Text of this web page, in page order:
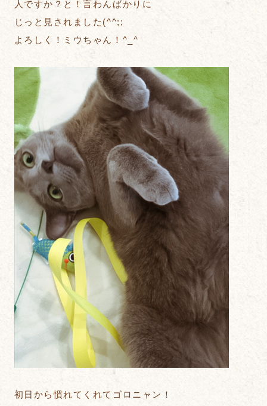
人ですか？と！言わんばかりに
じっと見されました(^^;;
よろしく！ミウちゃん！^_^
初日から慣れてくれてゴロニャン！